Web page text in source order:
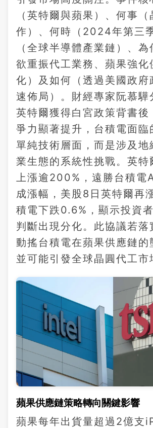
（英特爾與蘋果）、何事
作）、何時（2024年第三
（全球半導體產業鏈）、
欲重振代工業務、蘋果強化
化）及如何（透過美國政府
速佈局）。財經專家阮慕驊
英特爾獲得白宮政策背書後
爭力顯著提升，台積電面臨
單純技術層面，而是涉及地
業生態的系統性挑戰。英特
上漲逾200%，遠勝台積電
成漲幅，美股8日英特爾再
積電下跌0.6%，顯示投資
判斷出現分化。此協議若落
動搖台積電在蘋果供應鏈的
並可能引發全球晶圓代工市
蘋果供應鏈策略轉向關鍵影響
蘋果每年出貨量超過2億支